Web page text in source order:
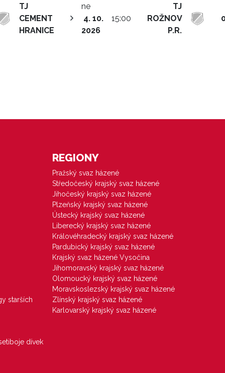
TJ
CEMENT
HRANICE
ne
4. 10.
2026
15:00
TJ
ROŽNOV
P.R.
starších
dívek
REGIONY
Pražský svaz házené
Středočeský krajský svaz házené
Jihočeský krajský svaz házené
Plzeňský krajský svaz házené
Ústecký krajský svaz házené
Liberecký krajský svaz házené
Královéhradecký krajský svaz házené
Pardubický krajský svaz házené
Krajský svaz házené Vysočina
Jihomoravský krajský svaz házené
Olomoucký krajský svaz házené
Moravskoslezský krajský svaz házené
Zlínský krajský svaz házené
Karlovarský krajský svaz házené